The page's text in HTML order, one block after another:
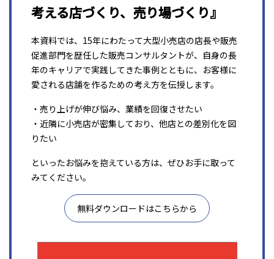
考える店づくり、売り場づくり』
本資料では、15年にわたって大型小売店の店長や販売
促進部門を歴任した販売コンサルタントが、自身の長
年のキャリアで実践してきた事例とともに、お客様に
愛される店舗を作るための考え方を伝授します。
・売り上げが伸び悩み、業績を回復させたい
・近隣に小売店が密集しており、他店との差別化を図
りたい
といったお悩みを抱えている方は、ぜひお手に取って
みてください。
無料ダウンロードはこちらから